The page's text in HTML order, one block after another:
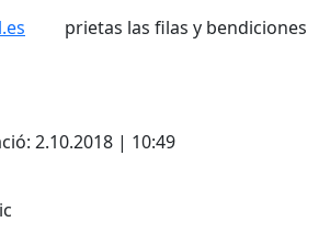
prietas las filas y bendiciones
2.10.2018 | 10:49